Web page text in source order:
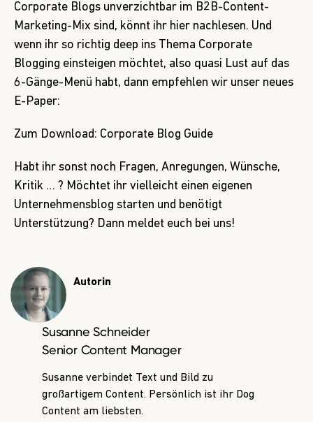
Corporate Blogs unverzichtbar im B2B-Content-
Marketing-Mix sind, könnt ihr hier nachlesen. Und
wenn ihr so richtig deep ins Thema Corporate
Blogging einsteigen möchtet, also quasi Lust auf das
6-Gänge-Menü habt, dann empfehlen wir unser neues
E-Paper:
Zum Download: Corporate Blog Guide
Habt ihr sonst noch Fragen, Anregungen, Wünsche,
Kritik … ? Möchtet ihr vielleicht einen eigenen
Unternehmensblog starten und benötigt
Unterstützung? Dann meldet euch bei uns!
Autorin
Susanne Schneider
Senior Content Manager
Susanne verbindet Text und Bild zu
großartigem Content. Persönlich ist ihr Dog
Content am liebsten.